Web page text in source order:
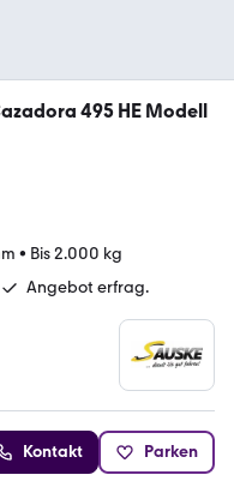
495 HE Modell
• Bis 2.000 kg
Angebot erfrag.
Kontakt Parken